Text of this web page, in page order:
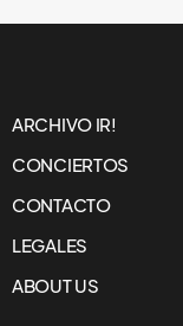
ARCHIVO IR!
CONCIERTOS
CONTACTO
LEGALES
ABOUT US